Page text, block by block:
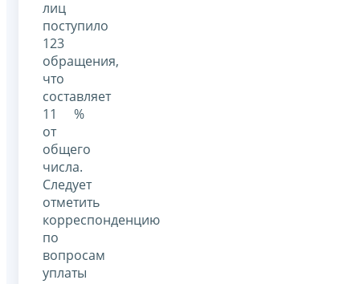
лиц
поступило
123
обращения,
что
составляет
11 %
от
общего
числа.
Следует
отметить
корреспонденцию
по
вопросам
уплаты